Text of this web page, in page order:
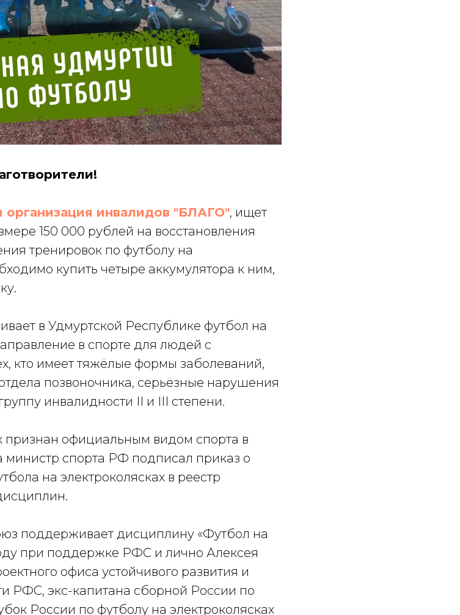
организация инвалидов "БЛАГО", ищет
150 000 рублей на восстановления
тренировок по футболу на
купить четыре аккумулятора к ним,
в Удмуртской Республике футбол на
в спорте для людей с
кто имеет тяжёлые формы заболеваний,
позвоночника, серьёзные нарушения
инвалидности II и III степени.
признан официальным видом спорта в
министр спорта РФ подписал приказ о
на электроколясках в реестр
поддерживает дисциплину «Футбол на
при поддержке РФС и лично Алексея
офиса устойчивого развития и
РФС, экс-капитана сборной России по
России по футболу на электроколясках